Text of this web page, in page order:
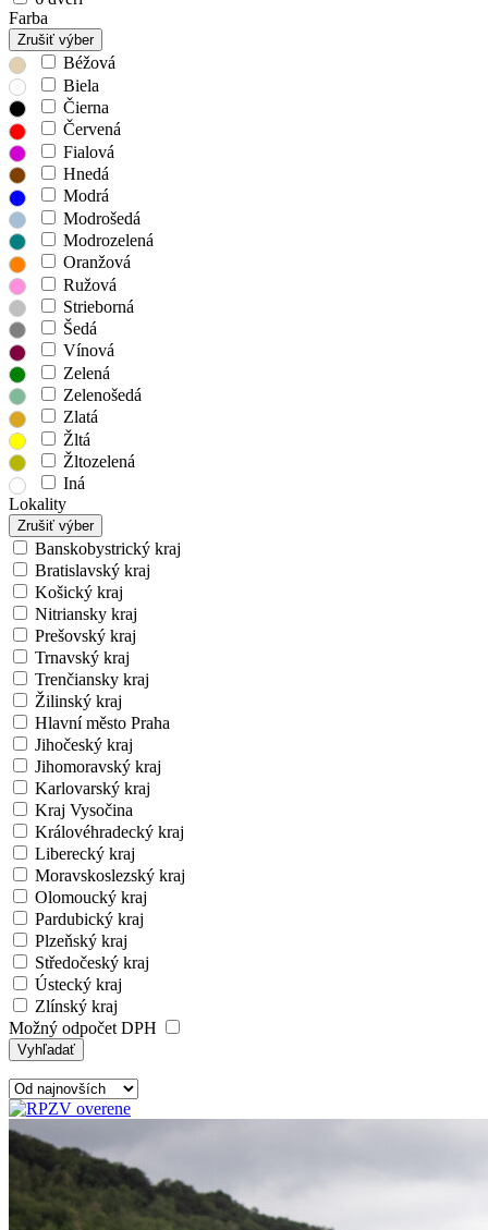
Farba
Zrušiť výber
Béžová
Biela
Čierna
Červená
Fialová
Hnedá
Modrá
Modrošedá
Modrozelená
Oranžová
Ružová
Strieborná
Šedá
Vínová
Zelená
Zelenošedá
Zlatá
Žltá
Žltozelená
Iná
Lokality
Zrušiť výber
Banskobystrický kraj
Bratislavský kraj
Košický kraj
Nitriansky kraj
Prešovský kraj
Trnavský kraj
Trenčiansky kraj
Žilinský kraj
Hlavní město Praha
Jihočeský kraj
Jihomoravský kraj
Karlovarský kraj
Kraj Vysočina
Královéhradecký kraj
Liberecký kraj
Moravskoslezský kraj
Olomoucký kraj
Pardubický kraj
Plzeňský kraj
Středočeský kraj
Ústecký kraj
Zlínský kraj
Možný odpočet DPH
Vyhľadať